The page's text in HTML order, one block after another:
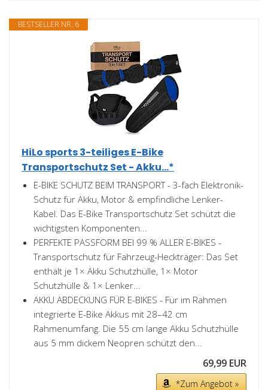
BESTSELLER NR. 6
HiLo sports 3-teiliges E-Bike
Transportschutz Set - Akku...*
E-BIKE SCHUTZ BEIM TRANSPORT - 3-fach Elektronik-
Schutz für Akku, Motor & empfindliche Lenker-
Kabel. Das E-Bike Transportschutz Set schützt die
wichtigsten Komponenten...
PERFEKTE PASSFORM BEI 99 % ALLER E-BIKES -
Transportschutz für Fahrzeug-Heckträger: Das Set
enthält je 1× Akku Schutzhülle, 1× Motor
Schutzhülle & 1× Lenker...
AKKU ABDECKUNG FÜR E-BIKES - Für im Rahmen
integrierte E-Bike Akkus mit 28–42 cm
Rahmenumfang. Die 55 cm lange Akku Schutzhülle
aus 5 mm dickem Neopren schützt den...
69,99 EUR
*Zum Angebot »